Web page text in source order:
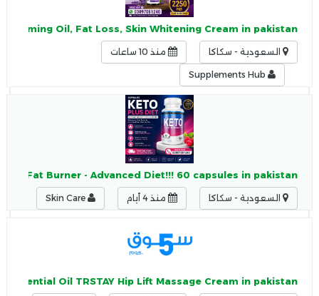
Slimming Oil, Fat Loss, Skin Whitening Cream in pakistan
السعودية - سكاكا منذ 10 ساعات
- Fat Burner - Advanced Diet!!! 60 capsules in pakistan
السعودية - سكاكا منذ 4 أيام
Oil TRSTAY Hip Lift Massage Cream in pakistan